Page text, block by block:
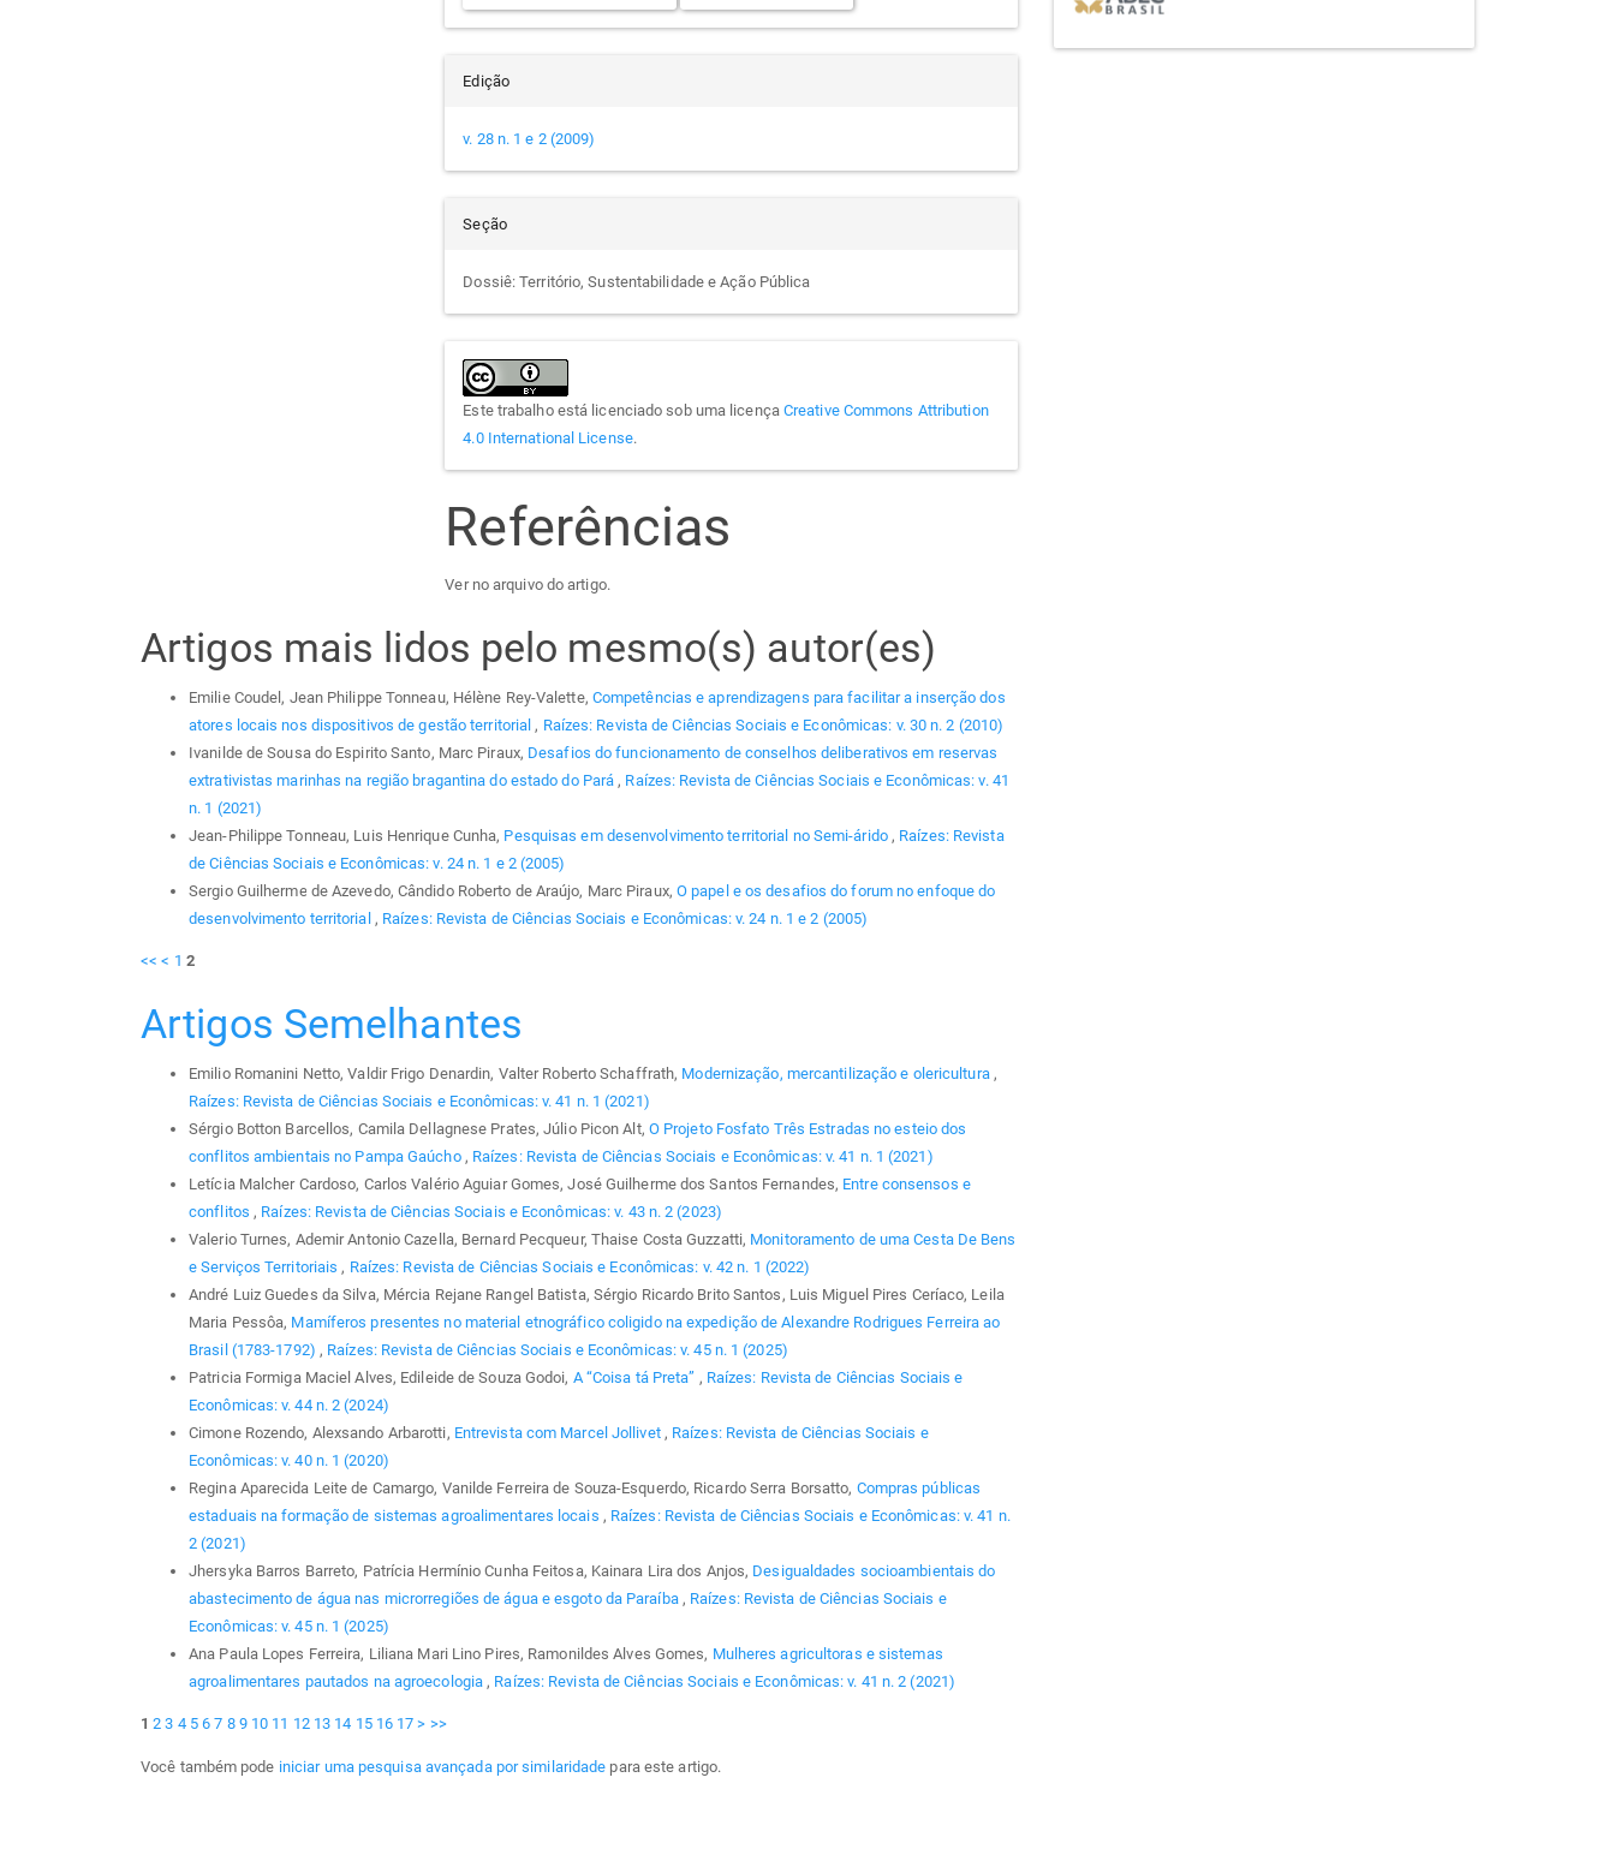
Edição
v. 28 n. 1 e 2 (2009)
Seção
Dossiê: Território, Sustentabilidade e Ação Pública
Este trabalho está licenciado sob uma licença Creative Commons Attribution
4.0 International License.
Referências
Ver no arquivo do artigo.
Artigos mais lidos pelo mesmo(s) autor(es)
Emilie Coudel, Jean Philippe Tonneau, Hélène Rey-Valette, Competências e aprendizagens para facilitar a inserção dos
atores locais nos dispositivos de gestão territorial, Raízes: Revista de Ciências Sociais e Econômicas: v. 30 n. 2 (2010)
Ivanilde de Sousa do Espirito Santo, Marc Piraux, Desafios do funcionamento de conselhos deliberativos em reservas
extrativistas marinhas na região bragantina do estado do Pará, Raízes: Revista de Ciências Sociais e Econômicas: v. 41
n. 1 (2021)
Jean-Philippe Tonneau, Luis Henrique Cunha, Pesquisas em desenvolvimento territorial no Semi-árido , Raízes: Revista
de Ciências Sociais e Econômicas: v. 24 n. 1 e 2 (2005)
Sergio Guilherme de Azevedo, Cândido Roberto de Araújo, Marc Piraux, O papel e os desafios do forum no enfoque do
desenvolvimento territorial , Raízes: Revista de Ciências Sociais e Econômicas: v. 24 n. 1 e 2 (2005)
<< < 1 2
Artigos Semelhantes
Emilio Romanini Netto, Valdir Frigo Denardin, Valter Roberto Schaffrath, Modernização, mercantilização e olericultura ,
Raízes: Revista de Ciências Sociais e Econômicas: v. 41 n. 1 (2021)
Sérgio Botton Barcellos, Camila Dellagnese Prates, Júlio Picon Alt, O Projeto Fosfato Três Estradas no esteio dos
conflitos ambientais no Pampa Gaúcho , Raízes: Revista de Ciências Sociais e Econômicas: v. 41 n. 1 (2021)
Letícia Malcher Cardoso, Carlos Valério Aguiar Gomes, José Guilherme dos Santos Fernandes, Entre consensos e
conflitos , Raízes: Revista de Ciências Sociais e Econômicas: v. 43 n. 2 (2023)
Valerio Turnes, Ademir Antonio Cazella, Bernard Pecqueur, Thaise Costa Guzzatti, Monitoramento de uma Cesta De Bens
e Serviços Territoriais, Raízes: Revista de Ciências Sociais e Econômicas: v. 42 n. 1 (2022)
André Luiz Guedes da Silva, Mércia Rejane Rangel Batista, Sérgio Ricardo Brito Santos, Luis Miguel Pires Ceríaco, Leila
Maria Pessôa, Mamíferos presentes no material etnográfico coligido na expedição de Alexandre Rodrigues Ferreira ao
Brasil (1783-1792) , Raízes: Revista de Ciências Sociais e Econômicas: v. 45 n. 1 (2025)
Patricia Formiga Maciel Alves, Edileide de Souza Godoi, A “Coisa tá Preta” , Raízes: Revista de Ciências Sociais e
Econômicas: v. 44 n. 2 (2024)
Cimone Rozendo, Alexsando Arbarotti, Entrevista com Marcel Jollivet , Raízes: Revista de Ciências Sociais e
Econômicas: v. 40 n. 1 (2020)
Regina Aparecida Leite de Camargo, Vanilde Ferreira de Souza-Esquerdo, Ricardo Serra Borsatto, Compras públicas
estaduais na formação de sistemas agroalimentares locais , Raízes: Revista de Ciências Sociais e Econômicas: v. 41 n.
2 (2021)
Jhersyka Barros Barreto, Patrícia Hermínio Cunha Feitosa, Kainara Lira dos Anjos, Desigualdades socioambientais do
abastecimento de água nas microrregiões de água e esgoto da Paraíba , Raízes: Revista de Ciências Sociais e
Econômicas: v. 45 n. 1 (2025)
Ana Paula Lopes Ferreira, Liliana Mari Lino Pires, Ramonildes Alves Gomes, Mulheres agricultoras e sistemas
agroalimentares pautados na agroecologia, Raízes: Revista de Ciências Sociais e Econômicas: v. 41 n. 2 (2021)
1 2 3 4 5 6 7 8 9 10 11 12 13 14 15 16 17 > >>
Você também pode iniciar uma pesquisa avançada por similaridade para este artigo.